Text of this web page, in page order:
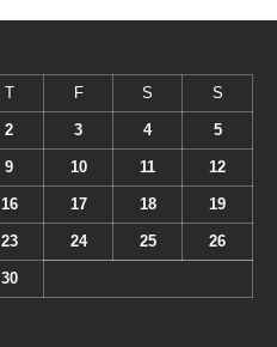
T F S S
2 3 4 5
9 10 11 12
16 17 18 19
23 24 25 26
30